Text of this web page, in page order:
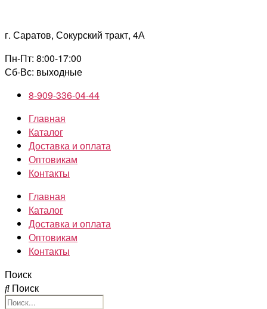
содержимому
г. Саратов, Сокурский тракт, 4А
Пн-Пт: 8:00-17:00
Сб-Вс: выходные
8-909-336-04-44
Главная
Каталог
Доставка и оплата
Оптовикам
Контакты
Главная
Каталог
Доставка и оплата
Оптовикам
Контакты
Поиск
Поиск